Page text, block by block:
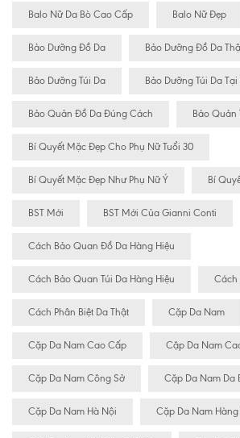
Balo Nữ Da Bò Cao Cấp Balo Nữ Đẹp
Bảo Dưỡng Đồ Da Bảo Dưỡng Đồ Da
Bảo Dưỡng Túi Da Bảo Dưỡng Túi Da
Bảo Quản Đồ Da Đúng Cách Bảo Quản
Bí Quyết Mặc Đẹp Cho Phụ Nữ Tuổi 30
Bí Quyết Mặc Đẹp Như Phụ Nữ Ý Bí
BST Mới BST Mới Của Gianni Conti
Cách Bảo Quan Đồ Da Hàng Hiệu
Cách Bảo Quan Túi Da Hàng Hiệu Cách
Cách Phân Biệt Da Thật Cặp Da Nam
Cặp Da Nam Cao Cấp Cặp Da Nam
Cặp Da Nam Công Sở Cặp Da Nam Da
Cặp Da Nam Hà Nội Cặp Da Nam Hàng